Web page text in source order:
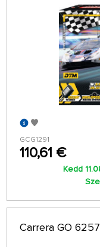
GCG1291
110,61 €
Kedd
Carrera GO